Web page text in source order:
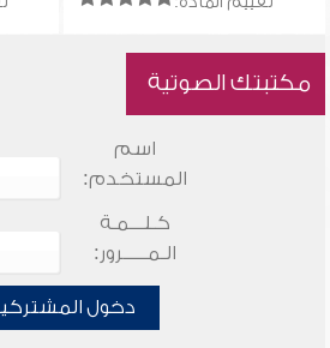
مكتبتك الصوتية
اسم
المستخدم:
كـلـــمـة
الـمـــــرور:
دخول